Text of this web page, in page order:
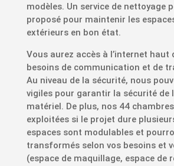
modèles. Un service de nettoyage
proposé pour maintenir les
extérieurs en bon état.
Vous aurez accès à l’internet haut
besoins de communication et de
Au niveau de la sécurité, nous
vigiles pour garantir la sécurité de
matériel. De plus, nos 44
exploitées si le projet dure
espaces sont modulables et
transformés selon vos besoins et
(espace de maquillage, espace de